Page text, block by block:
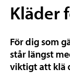
Kläder
För dig som
står längst
viktigt att klä